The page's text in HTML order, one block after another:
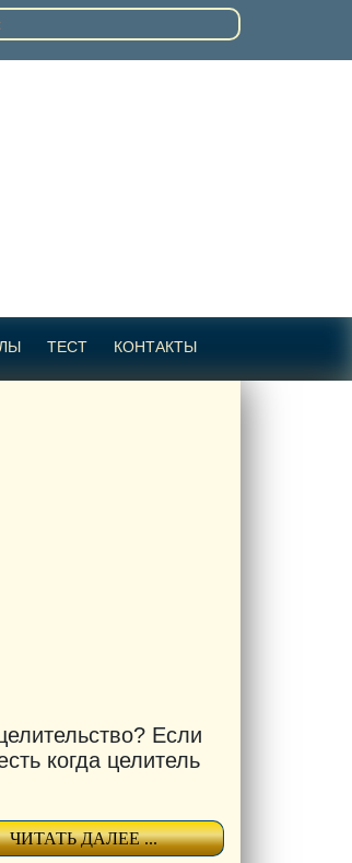
ТЕСТ КОНТАКТЫ
Если
когда целитель
ЧИТАТЬ ДАЛЕЕ ...